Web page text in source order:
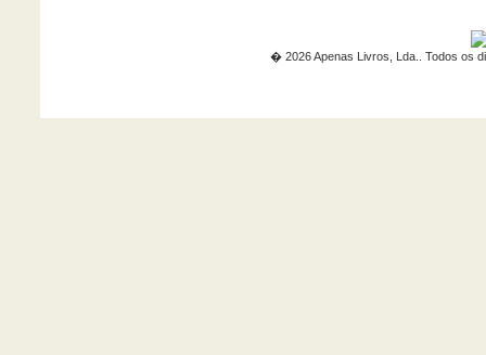
� 2026 Apenas Livros, Lda.. Todos os